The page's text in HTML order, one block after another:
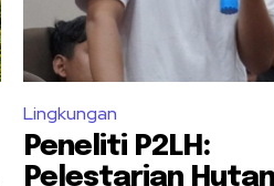
Lingkungan
Peneliti P2LH:
Pelestarian